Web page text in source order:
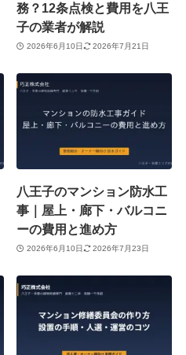
務？12条点検と費用を八王
子の業者が解説
2026年6月10日 2026年7月21日
八王子のマンション防水工
事｜屋上・廊下・バルコニ
ーの費用と進め方
2026年6月10日 2026年7月23日